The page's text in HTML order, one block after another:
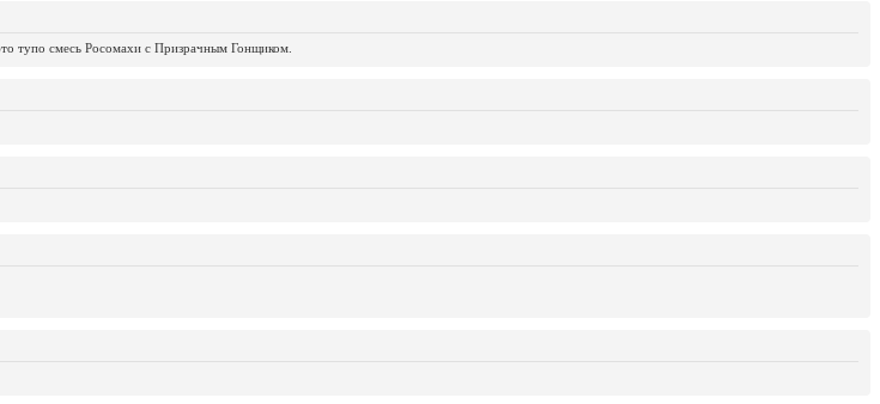
тупо смесь Росомахи с Призрачным Гонщиком.